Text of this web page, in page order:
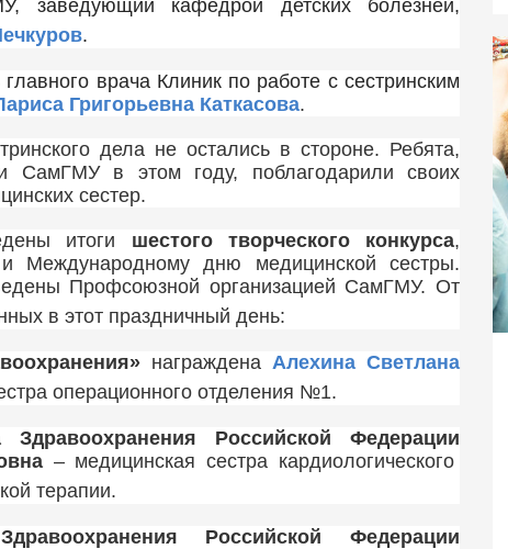
заведующий кафедрой детских болезней,
.
врача Клиник по работе с сестринским
Григорьевна Каткасова.
дела не остались в стороне. Ребята,
СамГМУ в этом году, поблагодарили своих
сестер.
итоги шестого творческого конкурса,
Международному дню медицинской сестры.
Профсоюзной организацией СамГМУ. От
в этот праздничный день:
награждена Алехина Светлана
операционного отделения №1.
Здравоохранения Российской Федерации
– медицинская сестра кардиологического
терапии.
Российской Федерации